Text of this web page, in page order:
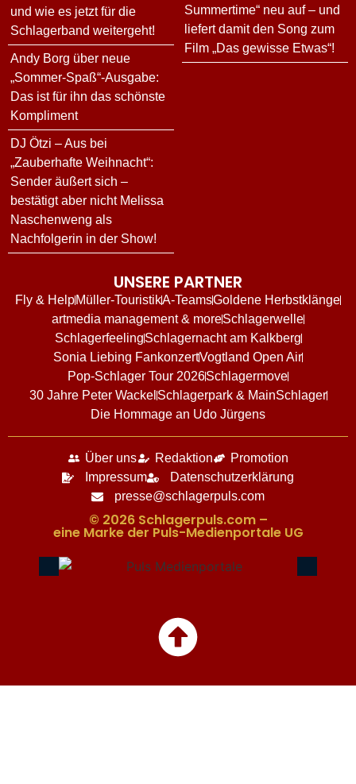
und wie es jetzt für die
Schlagerband weitergeht!
Andy Borg über neue
„Sommer-Spaß“-Ausgabe:
Das ist für ihn das schönste
Kompliment
DJ Ötzi – Aus bei
„Zauberhafte Weihnacht“:
Sender äußert sich –
bestätigt aber nicht Melissa
Naschenweng als
Nachfolgerin in der Show!
Summertime“ neu auf – und
liefert damit den Song zum
Film „Das gewisse Etwas“!
UNSERE PARTNER
Fly & HelpMüller-TouristikA-TeamsGoldene Herbstklänge
artmedia management & moreSchlagerwelle
SchlagerfeelingSchlagernacht am Kalkberg
Sonia Liebing FankonzertVogtland Open Air
Pop-Schlager Tour 2026Schlagermove
30 Jahre Peter Wackel Schlagerpark & MainSchlager
Die Hommage an Udo Jürgens
Über uns Redaktion
Promotion
Impressum
Datenschutzerklärung
presse@schlagerpuls.com
© 2026 Schlagerpuls.com –
eine Marke der Puls-Medienportale UG​